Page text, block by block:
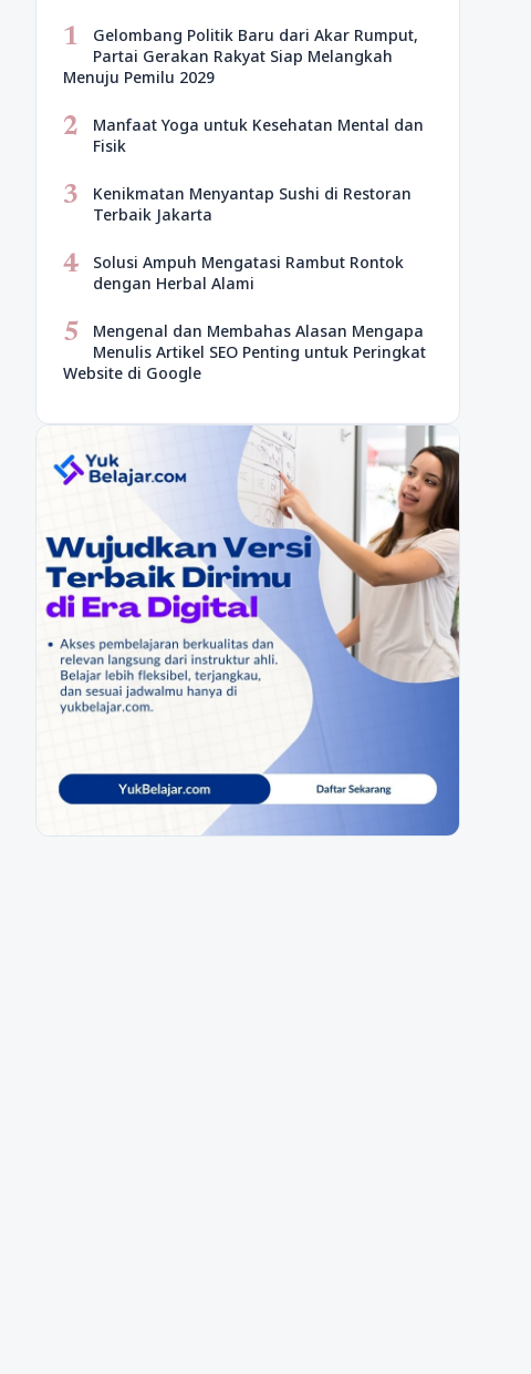
1
Gelombang Politik Baru dari Akar Rumput,
Partai Gerakan Rakyat Siap Melangkah
Menuju Pemilu 2029
2
Manfaat Yoga untuk Kesehatan Mental dan
Fisik
3
Kenikmatan Menyantap Sushi di Restoran
Terbaik Jakarta
4
Solusi Ampuh Mengatasi Rambut Rontok
dengan Herbal Alami
5
Mengenal dan Membahas Alasan Mengapa
Menulis Artikel SEO Penting untuk Peringkat
Website di Google